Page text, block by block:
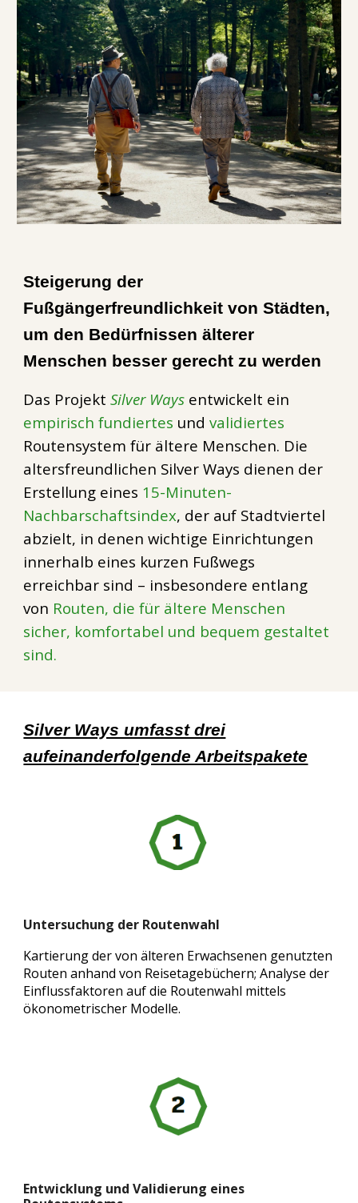
Steigerung der
Fußgängerfreundlichkeit von Städten,
um den Bedürfnissen älterer
Menschen besser gerecht zu werden
Das ProjektSilver Ways entwickelt ein
empirisch fundiertes undvalidiertes
Routensystem für ältere Menschen. Die
altersfreundlichen Silver Ways dienen der
Erstellung eines 15-Minuten-
Nachbarschaftsindex, der auf Stadtviertel
abzielt, in denen wichtige Einrichtungen
innerhalb eines kurzen Fußwegs
erreichbar sind – insbesondere entlang
von Routen, die für ältere Menschen
sicher, komfortabel und bequem gestaltet
sind.
Silver Ways umfasst drei
aufeinanderfolgende Arbeitspakete
Untersuchung der Routenwahl
Kartierung der von älteren Erwachsenen genutzten
Routen anhand von Reisetagebüchern; Analyse der
Einflussfaktoren auf die Routenwahl mittels
ökonometrischer Modelle.
Entwicklung und Validierung eines